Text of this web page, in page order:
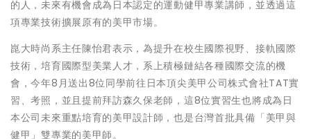
的人，未來有機會成為日本認定的運動健甲專業講師，並透過這
項專業技術擴展原有的美甲市場。
崑大時尚系主任陳怡君表示，為提升在校生國際視野、接軌國際
技術，培育國際型美業人才，系上積極鏈結各種國際交流的機
會，今年8月送出8位同學前往日本頂尖美甲公司株式會社TAT實
習、考照，並且提前拜訪森久保老師，這8位實習生也將成為日
本公司未來重點培育的美甲設計師，也是台灣首批具備「美甲與
健甲」雙專業的美甲師。